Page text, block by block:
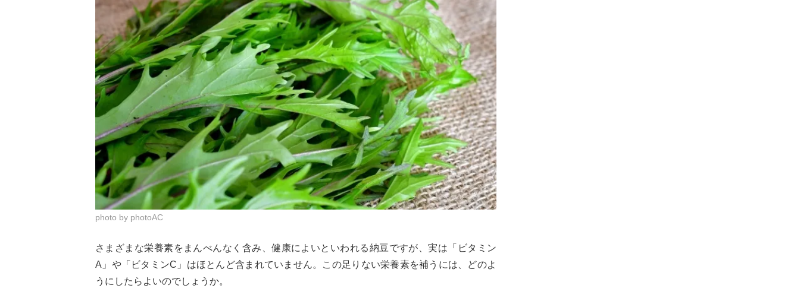
photo by photoAC
さまざまな栄養素をまんべんなく含み、健康によいといわれる納豆ですが、実は「ビタミン
A」や「ビタミンC」はほとんど含まれていません。この足りない栄養素を補うには、どのよ
うにしたらよいのでしょうか。